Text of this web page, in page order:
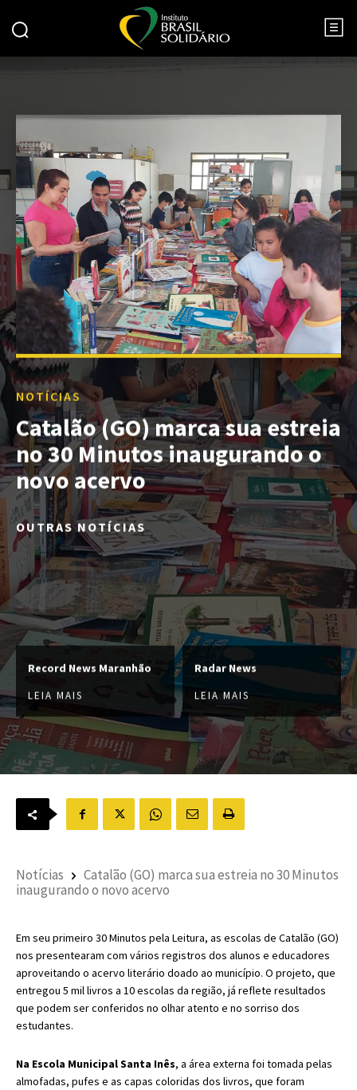
NOTÍCIAS
Catalão (GO) marca sua estreia
no 30 Minutos inaugurando o
novo acervo
OUTRAS NOTÍCIAS
Record News Maranhão
LEIA MAIS
Radar News
LEIA MAIS
Notícias
Catalão (GO) marca sua estreia no 30 Minutos
inaugurando o novo acervo
Em seu primeiro 30 Minutos pela Leitura, as escolas de Catalão (GO)
nos presentearam com vários registros dos alunos e educadores
aproveitando o acervo literário doado ao município. O projeto, que
entregou 5 mil livros a 10 escolas da região, já reflete resultados
que podem ser conferidos no olhar atento e no sorriso dos
estudantes.
Na Escola Municipal Santa Inês, a área externa foi tomada pelas
almofadas, pufes e as capas coloridas dos livros, que foram